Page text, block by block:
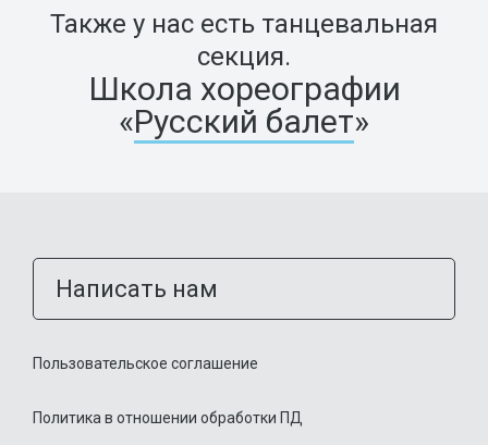
Также у нас есть танцевальная
секция.
Школа хореографии
«Русский балет»
Написать нам
Пользовательское соглашение
Политика в отношении обработки ПД